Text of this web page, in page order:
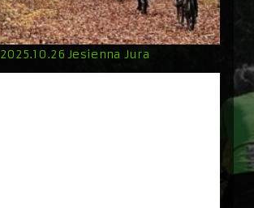
2025.10.26 Jesienna Jura